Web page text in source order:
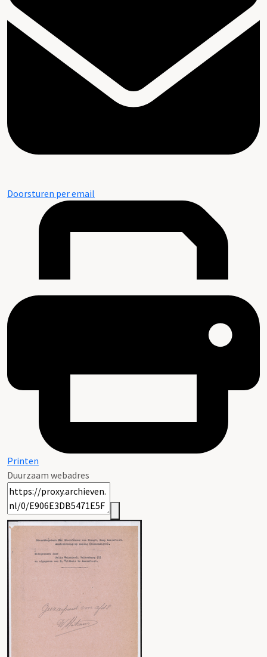
Doorsturen per email
Printen
Duurzaam webadres